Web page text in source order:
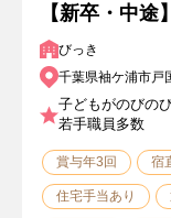
【新卒・中
びっき
千葉県袖ケ浦市戸
子どもがのびの
若手職員多数
賞与年3回 宿
住宅手当あり